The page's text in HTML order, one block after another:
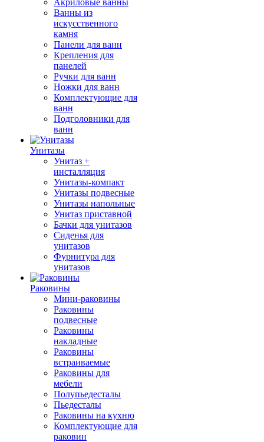
Акриловые ванны
Ванны из
искусственного
камня
Панели для ванн
Крепления для
панелей
Ручки для ванн
Ножки для ванн
Комплектующие для
ванн
Подголовники для
ванн
Унитазы
Унитаз +
инсталляция
Унитазы-компакт
Унитазы подвесные
Унитазы напольные
Унитаз приставной
Бачки для унитазов
Сиденья для
унитазов
Фурнитура для
унитазов
Раковины
Мини-раковины
Раковины
подвесные
Раковины
накладные
Раковины
встраиваемые
Раковины для
мебели
Полупьедесталы
Пьедесталы
Раковины на кухню
Комплектующие для
раковин